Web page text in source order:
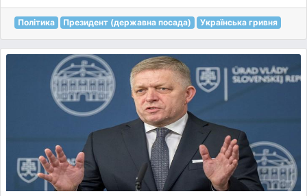
Політика Президент (державна посада) Українська гривня